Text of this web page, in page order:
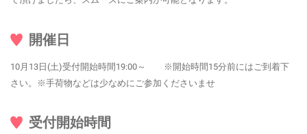
開催日
10月13日(土)受付開始時間19:00～ ※開始時間15分前にはご到着下
さい。※手荷物などは少なめにご参加くださいませ
受付開始時間